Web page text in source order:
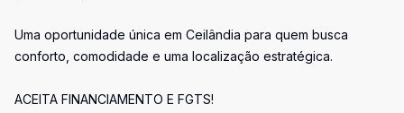
Uma oportunidade única em Ceilândia para quem busca
conforto, comodidade e uma localização estratégica.
ACEITA FINANCIAMENTO E FGTS!